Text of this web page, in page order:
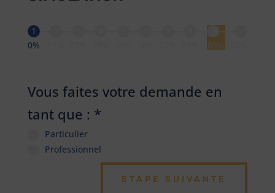
1
0%
9
89%
Vous faites votre demande en
tant que : *
Particulier
Professionnel
ETAPE SUIVANTE